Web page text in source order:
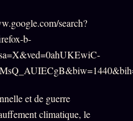
search?
b-
et de guerre
climatique, le